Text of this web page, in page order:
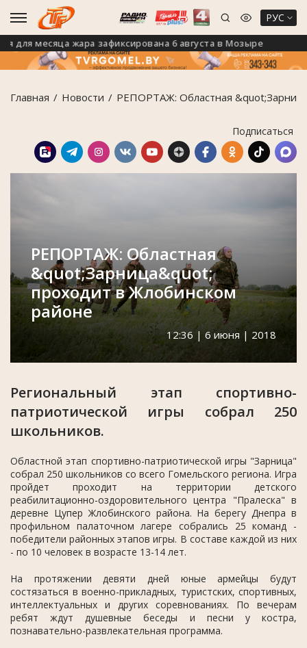
РУС
месяца жара зафиксирована 6 августа в Мозыре
Главная Новости РЕПОРТАЖ: Областная
Подписаться
РЕПОРТАЖ: Областная
&quot;Зарница&quot;
проходит в Жлобинском
районе
12:36 | 6 июня | 2018
Региональный этап спортивно-
патриотической игры собрал 250
школьников.
Областной этап спортивно-патриотической игры "Зарница"
собрал 250 школьников со всего Гомельского региона. Игра
пройдет проходит на территории детского
реабилитационно-оздоровительного центра "Пралеска" в
деревне Цупер Жлобинского района. На берегу Днепра в
профильном палаточном лагере собрались 25 команд -
победители районных этапов игры. В составе каждой из них
- по 10 человек в возрасте 13-14 лет.
На протяжении девяти дней юные армейцы будут
состязаться в военно-прикладных, туристских, спортивных,
интеллектуальных и других соревнованиях. По вечерам
ребят ждут душевные беседы и песни у костра,
познавательно-развлекательная программа.